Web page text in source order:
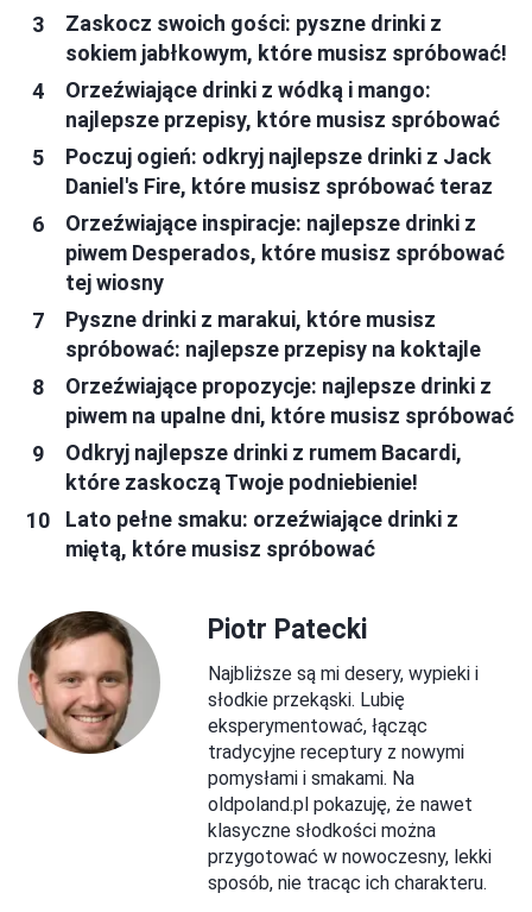
Zaskocz swoich gości: pyszne drinki z
sokiem jabłkowym, które musisz spróbować!
Orzeźwiające drinki z wódką i mango:
najlepsze przepisy, które musisz spróbować
Poczuj ogień: odkryj najlepsze drinki z Jack
Daniel's Fire, które musisz spróbować teraz
Orzeźwiające inspiracje: najlepsze drinki z
piwem Desperados, które musisz spróbować
tej wiosny
Pyszne drinki z marakui, które musisz
spróbować: najlepsze przepisy na koktajle
Orzeźwiające propozycje: najlepsze drinki z
piwem na upalne dni, które musisz spróbować
Odkryj najlepsze drinki z rumem Bacardi,
które zaskoczą Twoje podniebienie!
Lato pełne smaku: orzeźwiające drinki z
miętą, które musisz spróbować
Piotr Patecki
Najbliższe są mi desery, wypieki i
słodkie przekąski. Lubię
eksperymentować, łącząc
tradycyjne receptury z nowymi
pomysłami i smakami. Na
oldpoland.pl pokazuję, że nawet
klasyczne słodkości można
przygotować w nowoczesny, lekki
sposób, nie tracąc ich charakteru.